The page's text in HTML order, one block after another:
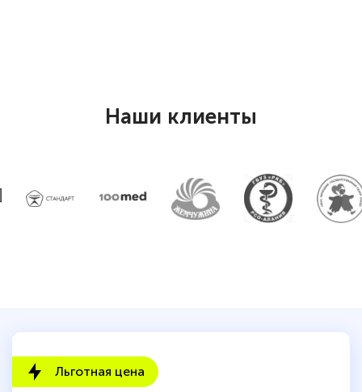
специалисты, ответили на все
быстро ответили, разъяснили все детали.
Обучение понравилось: огромное
количество тематической литературы,
Наши клиенты
Льготная цена